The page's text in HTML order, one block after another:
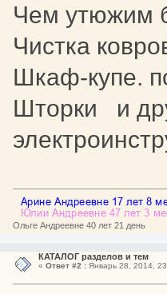
Чем утюжим
Чистка
Шкаф-купе.
Шторки и
Ольге Андреевне 40 лет 21 день
КАТАЛОГ разделов и тем
« Ответ #2 :Январь 28, 2014,